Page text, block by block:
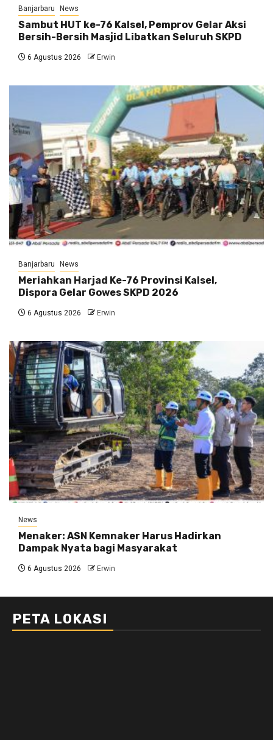
Banjarbaru News
Sambut HUT ke-76 Kalsel, Pemprov Gelar Aksi
Bersih-Bersih Masjid Libatkan Seluruh SKPD
6 Agustus 2026 Erwin
Banjarbaru News
Meriahkan Harjad Ke-76 Provinsi Kalsel,
Dispora Gelar Gowes SKPD 2026
6 Agustus 2026 Erwin
News
Menaker: ASN Kemnaker Harus Hadirkan
Dampak Nyata bagi Masyarakat
6 Agustus 2026 Erwin
PETA LOKASI